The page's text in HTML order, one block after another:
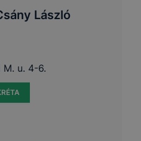
László
u. 4-6.